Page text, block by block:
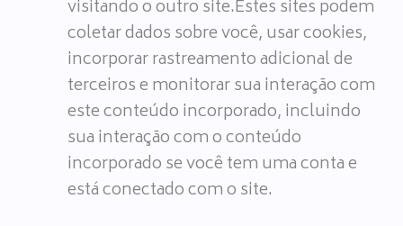
visitando o outro site.Estes sites podem
coletar dados sobre você, usar cookies,
incorporar rastreamento adicional de
terceiros e monitorar sua interação com
este conteúdo incorporado, incluindo
sua interação com o conteúdo
incorporado se você tem uma conta e
está conectado com o site.